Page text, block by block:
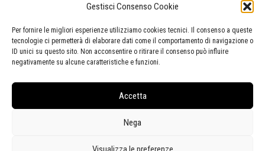
Gestisci Consenso Cookie
Per fornire le migliori esperienze utilizziamo cookies tecnici. Il consenso a queste
tecnologie ci permetterà di elaborare dati come il comportamento di navigazione o
ID unici su questo sito. Non acconsentire o ritirare il consenso può influire
negativamente su alcune caratteristiche e funzioni.
Accetta
Nega
Cell:+39 338 5714978 (orario apertura Galleria)
Tel:
+39 0584 944580
(orario 09.00/13.00)
Email:gamc@comune.viareggio.lu.it
Segnalazione di inaccessibilità